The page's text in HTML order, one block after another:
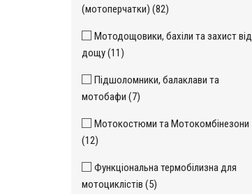
(мотоперчатки) (82)
Мотодощовики, бахіли та захист від
дощу (11)
Підшоломники, балаклави та
мотобафи (7)
Мотокостюми та Мотокомбінезони
(12)
Функціональна термобілизна для
мотоциклістів (5)